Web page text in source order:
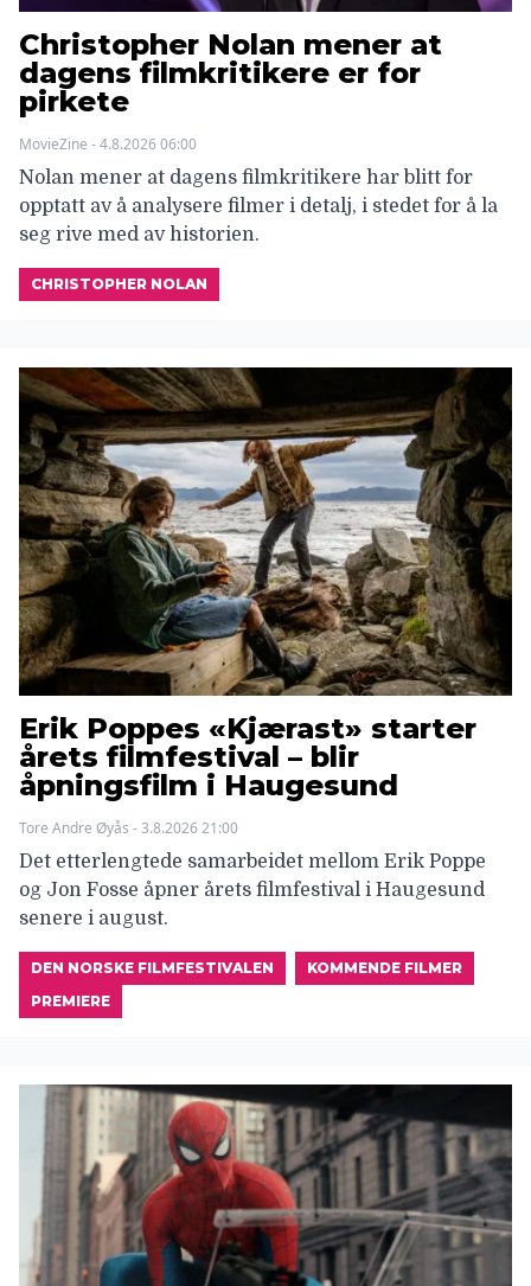
Christopher Nolan mener at
dagens filmkritikere er for
pirkete
MovieZine - 4.8.2026 06:00
Nolan mener at dagens filmkritikere har blitt for
opptatt av å analysere filmer i detalj, i stedet for å la
seg rive med av historien.
CHRISTOPHER NOLAN
Erik Poppes «Kjærast» starter
årets filmfestival – blir
åpningsfilm i Haugesund
Tore Andre Øyås - 3.8.2026 21:00
Det etterlengtede samarbeidet mellom Erik Poppe
og Jon Fosse åpner årets filmfestival i Haugesund
senere i august.
DEN NORSKE FILMFESTIVALEN
KOMMENDE FILMER
PREMIERE